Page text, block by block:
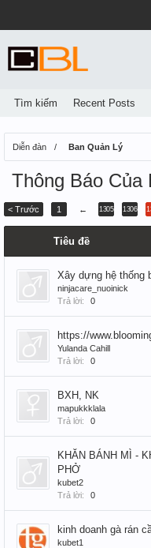
Diễn đàn Ban Quản Lý
Thông Báo Của
< Trước 1 ← 1305 1306
Tiêu đề
Xây dựng hệ thống
ninjacare_nuoinick
Trả lời:
0
https://
Yulanda Cahill
Trả lời:
0
BXH, NK
mapukkklala
Trả lời:
0
KHĂN BÁNH MÌ -
PHỞ
kubet2
Trả lời:
0
kinh doanh gà rán
kubet1
Tìm kiếm Recent Posts